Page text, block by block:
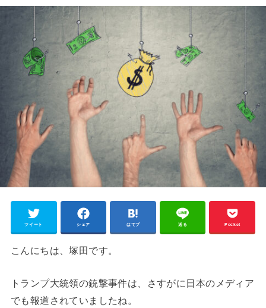
ツイート シェア はてブ 送る Pocket
こんにちは、塚田です。
トランプ大統領の銃撃事件は、さすがに日本のメディア
でも報道されていましたね。